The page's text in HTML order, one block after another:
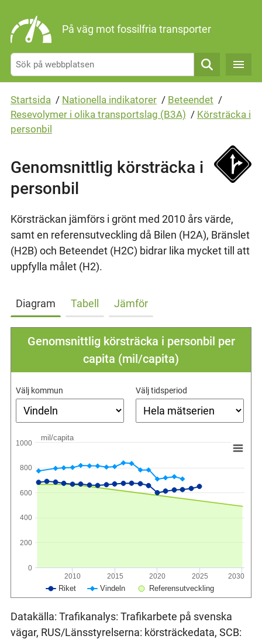
På väg mot fossilfria transporter
Sök
Startsida / Nationella indikatorer / Beteendet /
Resevolymer i olika transportslag (B3A) / Körsträcka i
personbil
Genomsnittlig körsträcka i
personbil
Körsträckan jämförs i grönt med 2010 års värde,
samt en referensutveckling då Bilen (H2A), Bränslet
(H2B) och Beteendet (H2C) bidrar lika mycket till att
uppfylla målet (H2).
Diagram Tabell Jämför
Genomsnittlig körsträcka i personbil per
capita (mil/capita)
Välj kommun Välj tidsperiod
mil/capita
Riket Vindeln Referensutveckling
2010 2015 2020 2025 2030
0
200
400
600
800
1000
Datakälla: Trafikanalys: Trafikarbete på svenska
vägar, RUS/Länsstyrelserna: körsträckedata, SCB: